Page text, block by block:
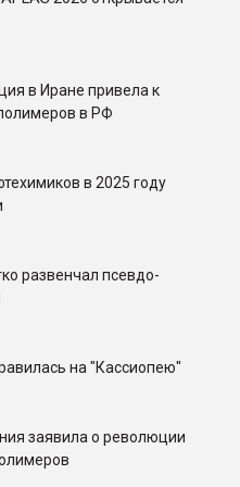
в Иране привела к
в РФ
в 2025 году
развенчал псевдо-
на "Кассиопею"
заявила о революции